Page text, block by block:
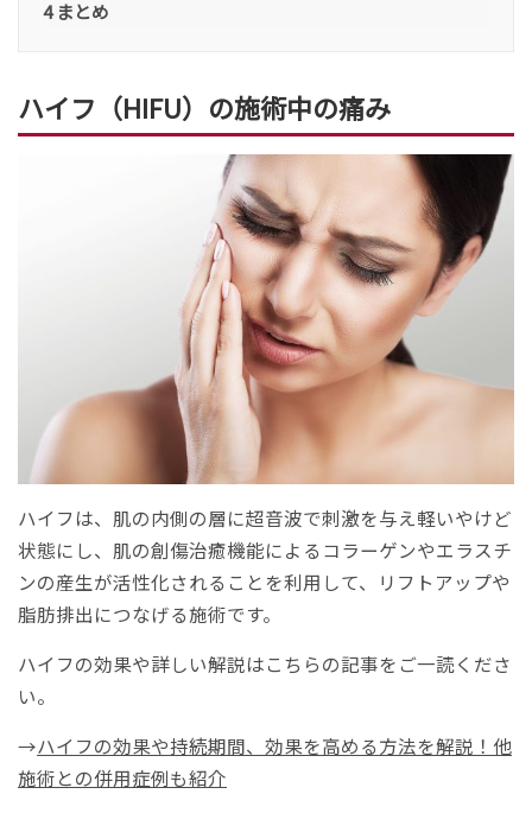
4まとめ
ハイフ（HIFU）の施術中の痛み
ハイフは、肌の内側の層に超音波で刺激を与え軽いやけど
状態にし、肌の創傷治癒機能によるコラーゲンやエラスチ
ンの産生が活性化されることを利用して、リフトアップや
脂肪排出につなげる施術です。
ハイフの効果や詳しい解説はこちらの記事をご一読くださ
い。
→ハイフの効果や持続期間、効果を高める方法を解説！他
施術との併用症例も紹介